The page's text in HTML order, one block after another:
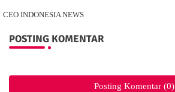
CEO INDONESIA NEWS
POSTING KOMENTAR
Posting Komentar (0)